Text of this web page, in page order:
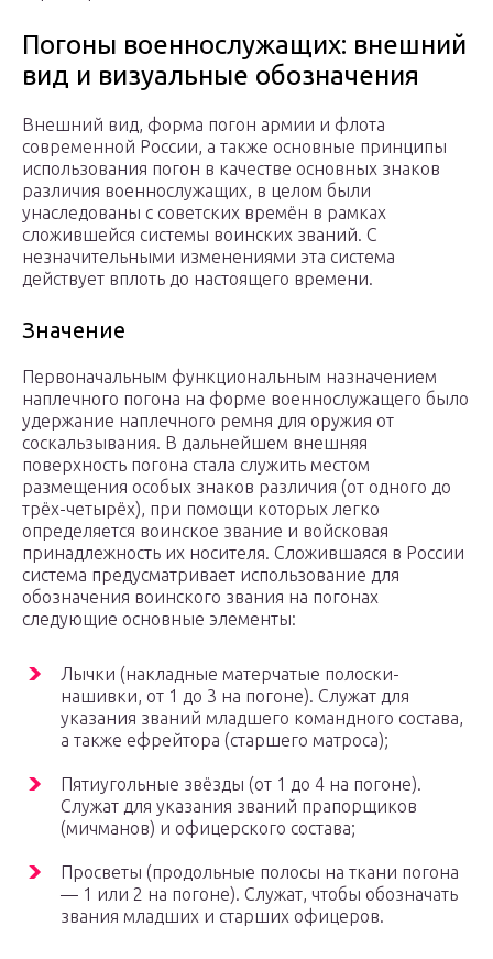
Погоны военнослужащих: внешний
вид и визуальные обозначения
Внешний вид, форма погон армии и флота
современной России, а также основные принципы
использования погон в качестве основных знаков
различия военнослужащих, в целом были
унаследованы с советских времён в рамках
сложившейся системы воинских званий. С
незначительными изменениями эта система
действует вплоть до настоящего времени.
Значение
Первоначальным функциональным назначением
наплечного погона на форме военнослужащего было
удержание наплечного ремня для оружия от
соскальзывания. В дальнейшем внешняя
поверхность погона стала служить местом
размещения особых знаков различия (от одного до
трёх-четырёх), при помощи которых легко
определяется воинское звание и войсковая
принадлежность их носителя. Сложившаяся в России
система предусматривает использование для
обозначения воинского звания на погонах
следующие основные элементы:
Лычки (накладные матерчатые полоски-
нашивки, от 1 до 3 на погоне). Служат для
указания званий младшего командного состава,
а также ефрейтора (старшего матроса);
Пятиугольные звёзды (от 1 до 4 на погоне).
Служат для указания званий прапорщиков
(мичманов) и офицерского состава;
Просветы (продольные полосы на ткани погона
— 1 или 2 на погоне). Служат, чтобы обозначать
звания младших и старших офицеров.